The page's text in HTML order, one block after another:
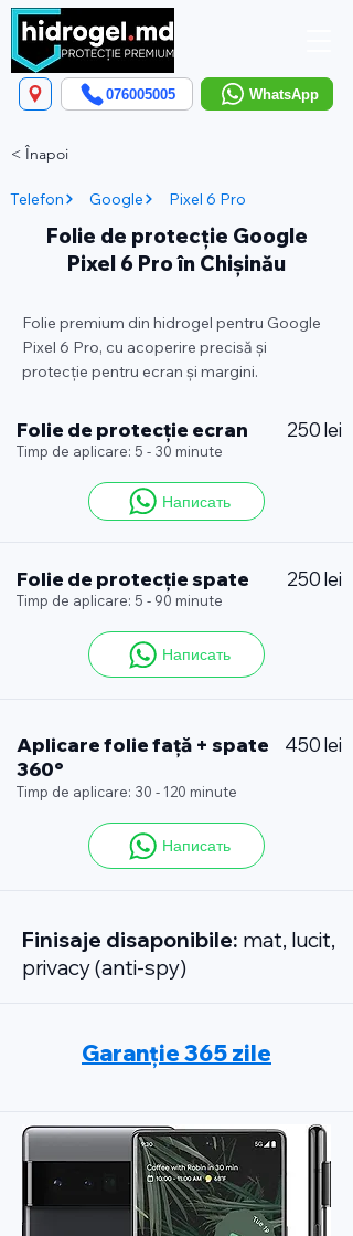
WhatsApp
076005005
< Înapoi
Telefon Google Pixel 6 Pro
Folie de protecție Google
Pixel 6 Pro în Chișinău
Folie premium din hidrogel pentru Google
Pixel 6 Pro, cu acoperire precisă și
protecție pentru ecran și margini.
Folie de protecție ecran 250 lei
Timp de aplicare: 5 - 30 minute
Написать
Folie de protecție spate 250 lei
Timp de aplicare: 5 - 90 minute
Написать
Aplicare folie față + spate
360°
450 lei
Timp de aplicare: 30 - 120 minute
Написать
Finisaje disaponibile: mat, lucit,
privacy (anti-spy)
Garanție 365 zile